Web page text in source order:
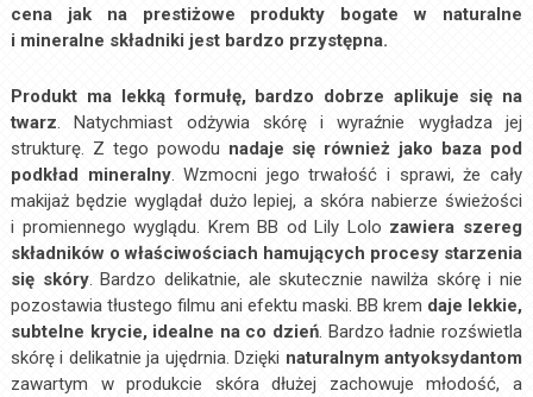
cena jak na prestiżowe produkty bogate w naturalne
i mineralne składniki jest bardzo przystępna.
Produkt ma lekką formułę, bardzo dobrze aplikuje się na
twarz. Natychmiast odżywia skórę i wyraźnie wygładza jej
strukturę. Z tego powodu nadaje się również jako baza pod
podkład mineralny. Wzmocni jego trwałość i sprawi, że cały
makijaż będzie wyglądał dużo lepiej, a skóra nabierze świeżości
i promiennego wyglądu. Krem BB od Lily Lolo zawiera szereg
składników o właściwościach hamujących procesy starzenia
się skóry. Bardzo delikatnie, ale skutecznie nawilża skórę i nie
pozostawia tłustego filmu ani efektu maski. BB krem daje lekkie,
subtelne krycie, idealne na co dzień. Bardzo ładnie rozświetla
skórę i delikatnie ja ujędrnia. Dzięki naturalnym antyoksydantom
zawartym w produkcie skóra dłużej zachowuje młodość, a